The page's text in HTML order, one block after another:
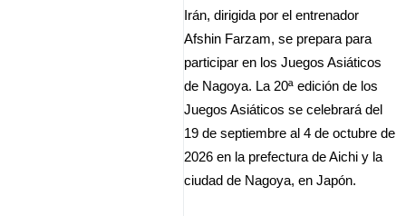
Irán, dirigida por el entrenador
Afshin Farzam, se prepara para
participar en los Juegos Asiáticos
de Nagoya. La 20ª edición de los
Juegos Asiáticos se celebrará del
19 de septiembre al 4 de octubre de
2026 en la prefectura de Aichi y la
ciudad de Nagoya, en Japón.